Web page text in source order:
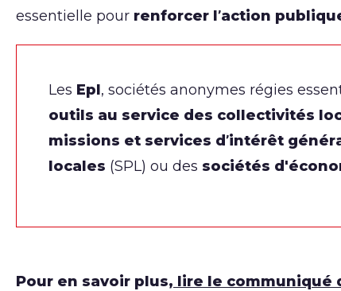
essentielle pour renforcer l’action
Les Epl, sociétés anonymes régies
outils au service des collectivités
missions et services d’intérêt
locales (SPL) ou des sociétés
Pour en savoir plus, lire le communiqué